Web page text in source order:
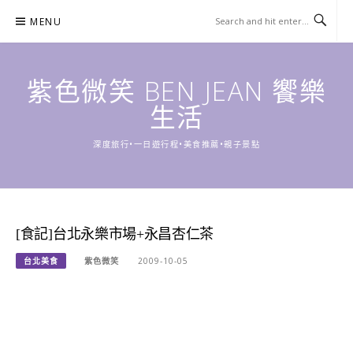
content
MENU
紫色微笑 BEN JEAN 饗樂
生活
深度旅行•一日遊行程•美食推薦•親子景點
[食記]台北永樂市場+永昌杏仁茶
台北美食 紫色微笑 2009-10-05